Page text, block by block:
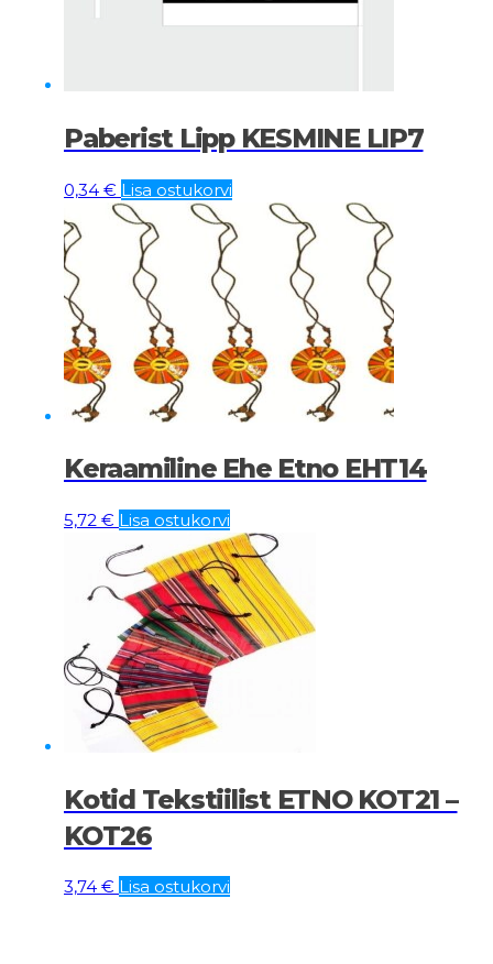
Paberist Lipp KESMINE LIP7
0,34 € Lisa ostukorvi
Keraamiline Ehe Etno EHT14
5,72 € Lisa ostukorvi
Kotid Tekstiilist ETNO KOT21 –
KOT26
3,74 € Lisa ostukorvi